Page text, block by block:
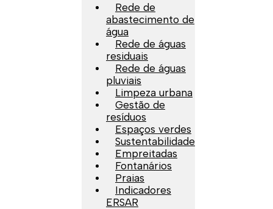
Rede de
abastecimento de
água
Rede de águas
residuais
Rede de águas
pluviais
Limpeza urbana
Gestão de
resíduos
Espaços verdes
Sustentabilidade
Empreitadas
Fontanários
Praias
Indicadores
ERSAR